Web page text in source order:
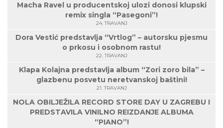
Macha Ravel u producentskoj ulozi donosi klupski
remix singla “Pasegoni”!
24. TRAVANJ
Dora Vestić predstavlja “Vrtlog” – autorsku pjesmu
o prkosu i osobnom rastu!
22. TRAVANJ
Klapa Kolajna predstavlja album “Zori zoro bila” –
glazbenu posvetu neretvanskoj baštini!
21. TRAVANJ
NOLA OBILJEŽILA RECORD STORE DAY U ZAGREBU I
PREDSTAVILA VINILNO REIZDANJE ALBUMA
“PIANO”!